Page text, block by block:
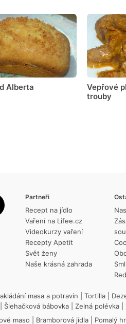
Alberta
Vepřové
trouby
Partneři
Recept na jídlo
Vaření na Lifee.cz
Videokurzy vaření
Recepty Apetit
Svět ženy
Naše krásná zahrada
masa a potravin Tortilla
Šlehačková bábovka Zelná polévka
maso Bramborová jídla Pomalý